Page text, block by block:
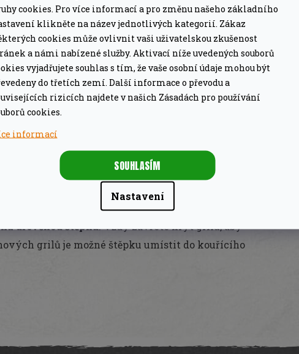
cookies. Pro více informací a pro změnu našeho základního
klikněte na název jednotlivých kategorií. Zákaz
cookies může ovlivnit vaši uživatelskou zkušenost
a námi nabízené služby. Aktivací níže uvedených souborů
vyjadřujete souhlas s tím, že vaše osobní údaje mohou být
do třetích zemí. Další informace o převodu a
rizicích najdete v našich Zásadách pro používání
cookies.
informací
Nastavení
SOUHLASÍM
kouřovou chuť, použijte bukovou štěpku.
jemně kouřovou, lahodnou chuť
k
uzení úhořů, vepřové šunky, klobás a ryb
30 minut a poté nechat řádně odkapat, aby se
použít i bez předchozího namáčení.
dřevěnou štěpku. Vždy zavřete kryt grilu, aby
grilů je možné štěpku umístit do kouřícího